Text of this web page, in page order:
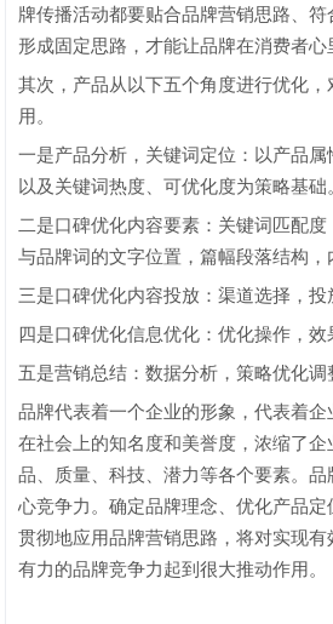
牌传播活动都要贴合品牌营销思路、
形成固定思路，才能让品牌在消费者心
其次，产品从以下五个角度进行优化
用。
一是产品分析，关键词定位：以产品
以及关键词热度、可优化度为策略基础
二是口碑优化内容要素：关键词匹配度
与品牌词的文字位置，篇幅段落结构，
三是口碑优化内容投放：渠道选择，投
四是口碑优化信息优化：优化操作，效
五是营销总结：数据分析，策略优化调
品牌代表着一个企业的形象，代表着企
在社会上的知名度和美誉度，浓缩了
品、质量、科技、潜力等各个要素。
心竞争力。确定品牌理念、优化产品
贯彻地应用品牌营销思路，将对实现
有力的品牌竞争力起到很大推动作用。